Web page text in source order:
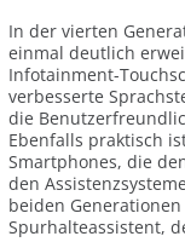
In der vierten
einmal deutlich
Infotainment-
verbesserte
die
Ebenfalls praktisch
Smartphones, die
den
beiden
Spurhalteassistent,